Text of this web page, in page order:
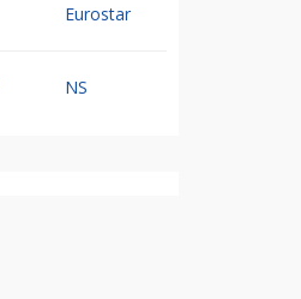
Eurostar
NS